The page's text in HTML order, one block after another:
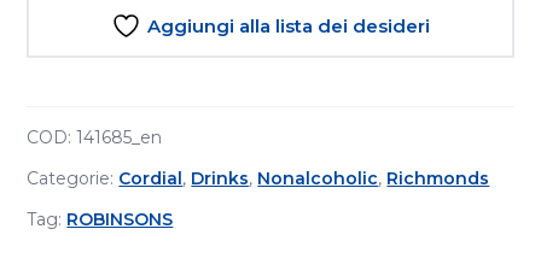
Aggiungi alla lista dei desideri
COD:141685_en
Categorie: Cordial , Drinks, Nonalcoholic, Richmonds
Tag: ROBINSONS